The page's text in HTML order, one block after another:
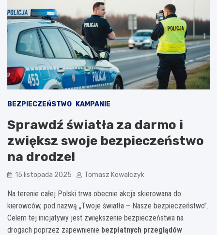
BEZPIECZEŃSTWO KAMPANIE
Sprawdź światła za darmo i
zwiększ swoje bezpieczeństwo
na drodze!
15 listopada 2025 Tomasz Kowalczyk
Na terenie całej Polski trwa obecnie akcja skierowana do
kierowców, pod nazwą „Twoje światła – Nasze bezpieczeństwo”.
Celem tej inicjatywy jest zwiększenie bezpieczeństwa na
drogach poprzez zapewnienie bezpłatnych przeglądów